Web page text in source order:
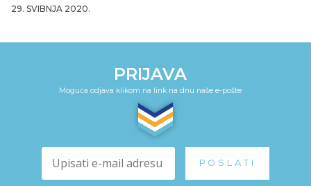
29. SVIBNJA 2020.
PRIJAVA
Moguća odjava klikom na link na dnu naše e-pošte